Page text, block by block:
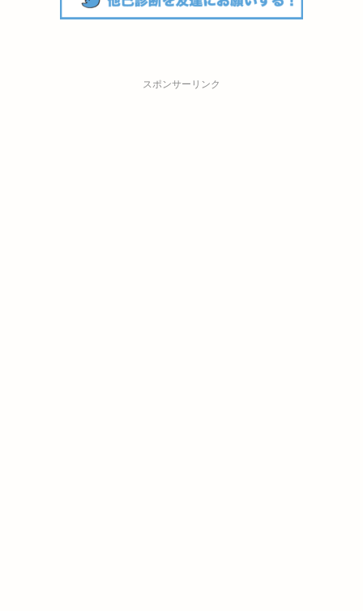
スポンサーリンク